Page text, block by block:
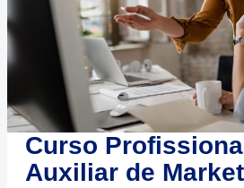
Curso
Auxiliar de